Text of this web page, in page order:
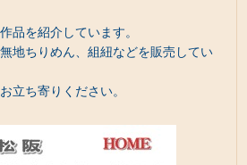
品を紹介しています。
地ちりめん、組紐などを販売してい
立ち寄りください。